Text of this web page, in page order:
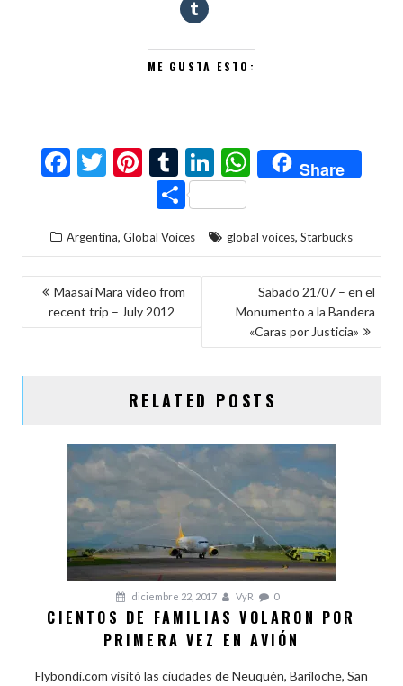
ME GUSTA ESTO:
F
b
o
o
k
T
er
Pi
nt
er
es
t
T
u
m
bl
r
Li
n
ke
dI
n
W
h
s
A
p
p
Share
C
m
p
ti
Argentina, Global Voices global voices, Starbucks
NAVEGACIÓN
Maasai Mara video from
recent trip – July 2012
Sabado 21/07 – en el
Monumento a la Bandera
«Caras por Justicia»
RELATED POSTS
diciembre 22, 2017 VyR 0
CIENTOS DE FAMILIAS VOLARON POR
PRIMERA VEZ EN AVIÓN
Flybondi.com visitó las ciudades de Neuquén, Bariloche, San